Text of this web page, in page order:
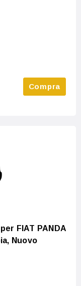
Compra
FIAT PANDA
Nuovo